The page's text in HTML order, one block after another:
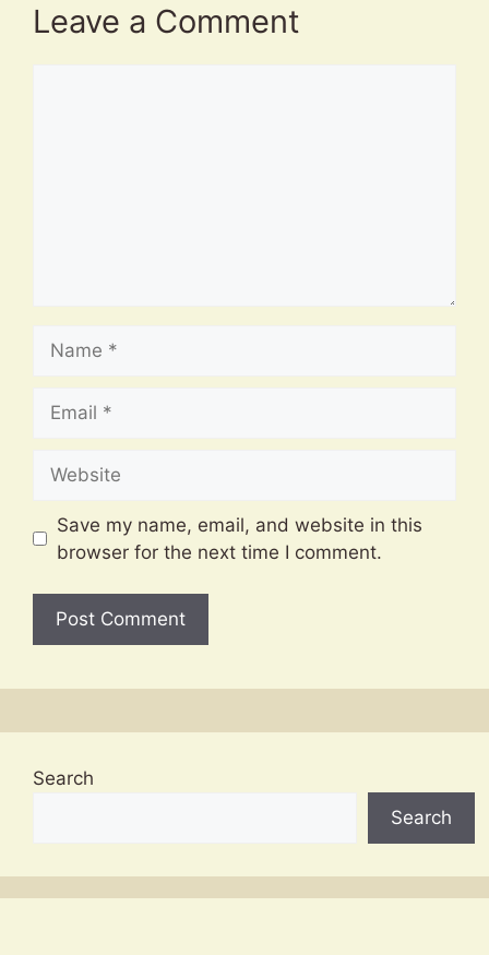
Leave a Comment
Save my name, email, and website in this
browser for the next time I comment.
Search
Search